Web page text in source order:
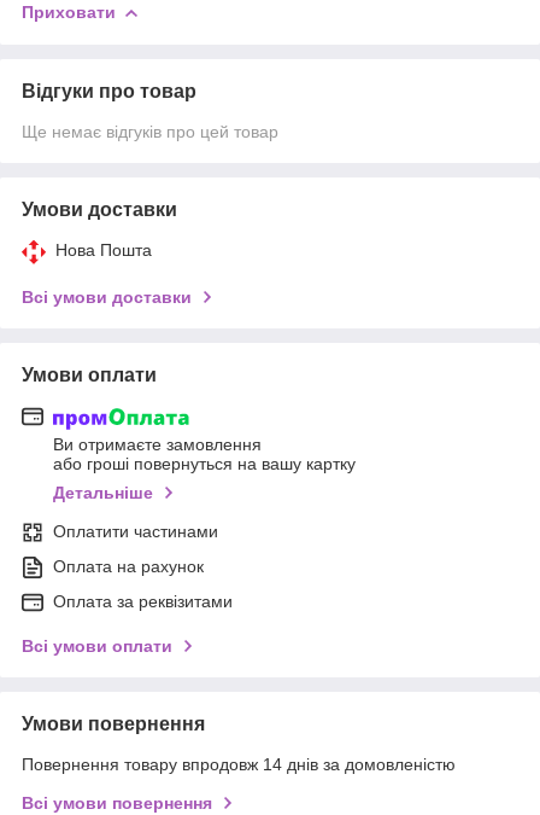
Приховати
Відгуки про товар
Ще немає відгуків про цей товар
Умови доставки
Нова Пошта
Всі умови доставки
Умови оплати
Ви отримаєте замовлення
або гроші повернуться на вашу картку
Детальніше
Оплатити частинами
Оплата на рахунок
Оплата за реквізитами
Всі умови оплати
Умови повернення
Повернення товару впродовж 14 днів за домовленістю
Всі умови повернення